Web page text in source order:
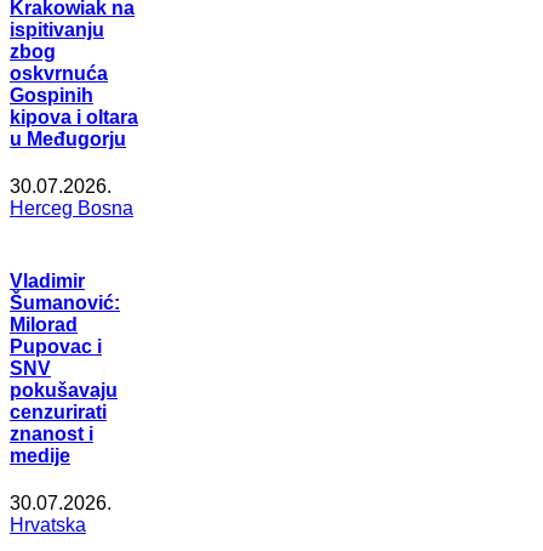
Krakowiak na
ispitivanju
zbog
oskvrnuća
Gospinih
kipova i oltara
u Međugorju
30.07.2026.
Herceg Bosna
Vladimir
Šumanović:
Milorad
Pupovac i
SNV
pokušavaju
cenzurirati
znanost i
medije
30.07.2026.
Hrvatska